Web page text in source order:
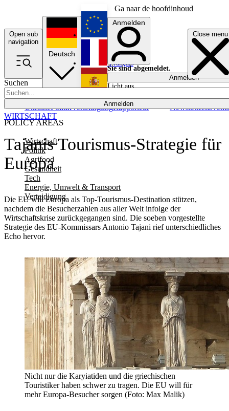
Ga naar de hoofdinhoud
Open sub
navigation
Close menu
Suchen
Anmelden
POLICY AREAS
Wirtschaft
Politik
Agrifood
Gesundheit
Tech
Energie, Umwelt & Transport
Verteidigung
UkrainePolitikVerteidigungRapporteur NewslettersEvents
Deutsch
English
Français
Anmelden
Sie sind abgemeldet.
Anmelden
Licht aus
Tajanis Tourismus-Strategie für
Europa
Die EU will Europa als Top-Tourismus-Destination stützen,
nachdem die Besucherzahlen aus aller Welt infolge der
Wirtschaftskrise zurückgegangen sind. Die soeben vorgestellte
Strategie des EU-Kommissars Antonio Tajani rief unterschiedliches
Echo hervor.
WIRTSCHAFT
Nicht nur die Karyiatiden und die griechischen
Touristiker haben schwer zu tragen. Die EU will für
mehr Europa-Besucher sorgen (Foto: Max Malik)